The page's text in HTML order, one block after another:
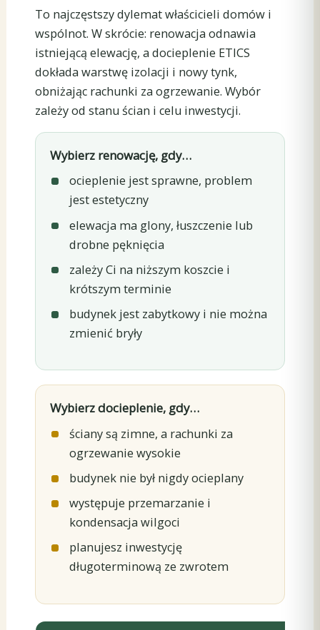
To najczęstszy dylemat właścicieli domów i
wspólnot. W skrócie: renowacja odnawia
istniejącą elewację, a docieplenie ETICS
dokłada warstwę izolacji i nowy tynk,
obniżając rachunki za ogrzewanie. Wybór
zależy od stanu ścian i celu inwestycji.
Wybierz renowację, gdy…
ocieplenie jest sprawne, problem
jest estetyczny
elewacja ma glony, łuszczenie lub
drobne pęknięcia
zależy Ci na niższym koszcie i
krótszym terminie
budynek jest zabytkowy i nie można
zmienić bryły
Wybierz docieplenie, gdy…
ściany są zimne, a rachunki za
ogrzewanie wysokie
budynek nie był nigdy ocieplany
występuje przemarzanie i
kondensacja wilgoci
planujesz inwestycję
długoterminową ze zwrotem